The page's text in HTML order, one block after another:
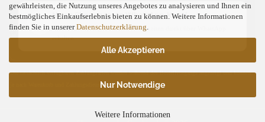
gewährleisten, die Nutzung unseres Angebotes zu analysieren und Ihnen ein
bestmögliches Einkaufserlebnis bieten zu können. Weitere Informationen
finden Sie in unsererDatenschutzerklärung
Alle Akzeptieren
Nur Notwendige
Weitere Informationen
News über unseren WhatsApp-Kanal
Neue Messer, Angebote und Neuigkeiten direkt über WhatsApp
erhalten.
Die tatsächlich verfügbaren Zahlungsarten werden während des Bestellvorgangs angezeigt und können
je nach Warenkorb und Zahlungsdienstleister abweichen.